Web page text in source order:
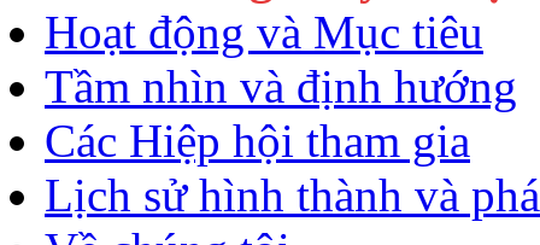
Hoạt động và Mục tiêu
Tầm nhìn và định hướng
Các Hiệp hội tham gia
Lịch sử hình thành và